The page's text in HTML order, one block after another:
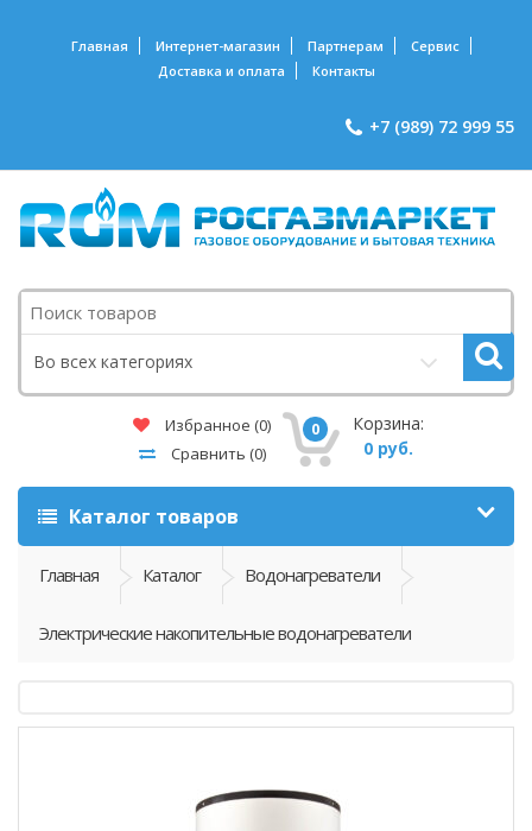
Главная Интернет-магазин Партнерам
Сервис
Доставка и оплата
Контакты
+7 (989) 72 999 55
Поиск
Во всех категориях
Избранное (0)
Сравнить (0)
0
Корзина:
0 руб.
Каталог товаров
Главная Каталог Водонагреватели
Электрические накопительные водонагреватели